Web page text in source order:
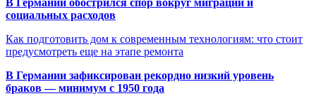
В Германии обострился спор вокруг миграции и
социальных расходов
Как подготовить дом к современным технологиям: что стоит
предусмотреть еще на этапе ремонта
В Германии зафиксирован рекордно низкий уровень
браков — минимум с 1950 года